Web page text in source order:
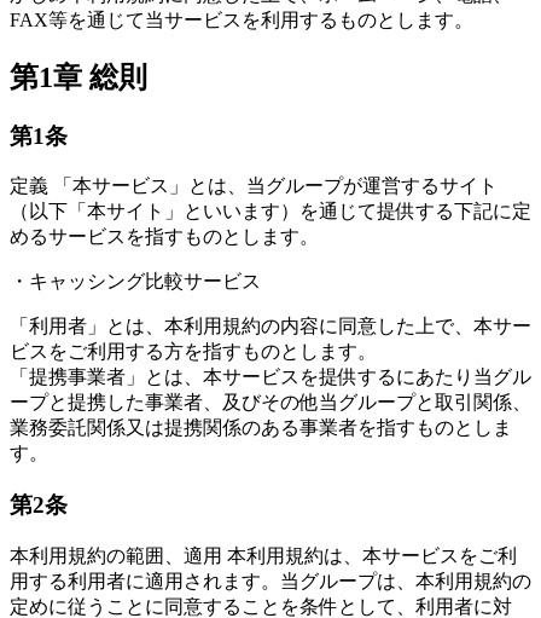
FAX等を通じて当サービスを利用するものとします。
第1章 総則
第1条
定義 「本サービス」とは、当グループが運営するサイト
（以下「本サイト」といいます）を通じて提供する下記に定
めるサービスを指すものとします。
・キャッシング比較サービス
「利用者」とは、本利用規約の内容に同意した上で、本サー
ビスをご利用する方を指すものとします。
「提携事業者」とは、本サービスを提供するにあたり当グル
ープと提携した事業者、及びその他当グループと取引関係、
業務委託関係又は提携関係のある事業者を指すものとしま
す。
第2条
本利用規約の範囲、適用 本利用規約は、本サービスをご利
用する利用者に適用されます。当グループは、本利用規約の
定めに従うことに同意することを条件として、利用者に対